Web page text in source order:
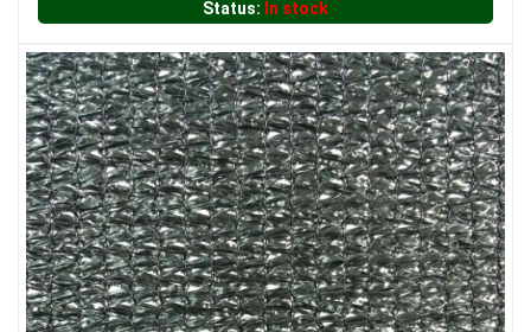
LƯỚI CHẮN CHIM
Status: In stock